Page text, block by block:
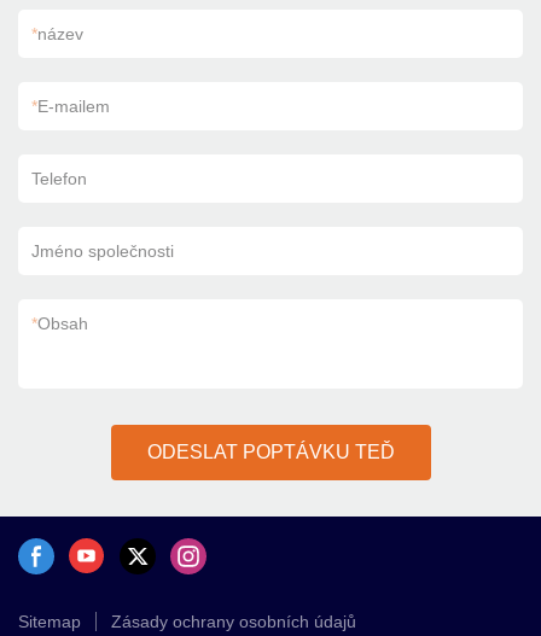
*název
*E-mailem
Telefon
Jméno společnosti
*Obsah
ODESLAT POPTÁVKU TEĎ
Sitemap Zásady ochrany osobních údajů